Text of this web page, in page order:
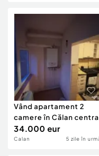
Vând apartament 2
camere în Călan
34.000 eur
Calan 5 zile în